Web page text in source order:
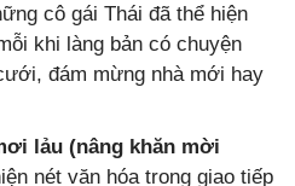
cô gái Thái đã thể hiện
khi làng bản có chuyện
đám mừng nhà mới hay
lảu (nâng khăn mời
nét văn hóa trong giao tiếp